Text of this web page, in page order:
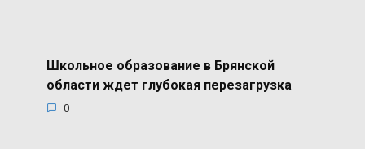
Школьное образование в Брянской
области ждет глубокая перезагрузка
0